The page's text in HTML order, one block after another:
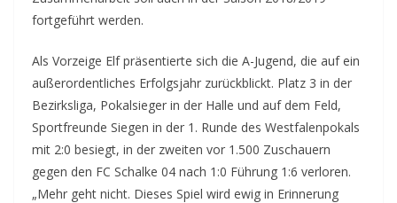
fortgeführt werden.
Als Vorzeige Elf präsentierte sich die A-Jugend, die auf ein
außerordentliches Erfolgsjahr zurückblickt. Platz 3 in der
Bezirksliga, Pokalsieger in der Halle und auf dem Feld,
Sportfreunde Siegen in der 1. Runde des Westfalenpokals
mit 2:0 besiegt, in der zweiten vor 1.500 Zuschauern
gegen den FC Schalke 04 nach 1:0 Führung 1:6 verloren.
„Mehr geht nicht. Dieses Spiel wird ewig in Erinnerung